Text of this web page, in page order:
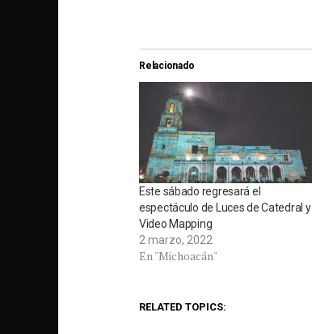
Relacionado
Este sábado regresará el
espectáculo de Luces de Catedral y
Video Mapping
2 marzo, 2022
En "Michoacán"
RELATED TOPICS: